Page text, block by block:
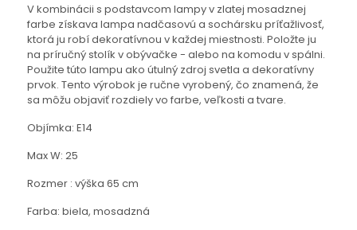
V kombinácii s podstavcom lampy v zlatej mosadznej
farbe získava lampa nadčasovú a sochársku príťažlivosť,
ktorá ju robí dekoratívnou v každej miestnosti. Položte ju
na príručný stolík v obývačke - alebo na komodu v spálni.
Použite túto lampu ako útulný zdroj svetla a dekoratívny
prvok. Tento výrobok je ručne vyrobený, čo znamená, že
sa môžu objaviť rozdiely vo farbe, veľkosti a tvare.
Objímka: E14
Max W: 25
Rozmer : výška 65 cm
Farba: biela, mosadzná